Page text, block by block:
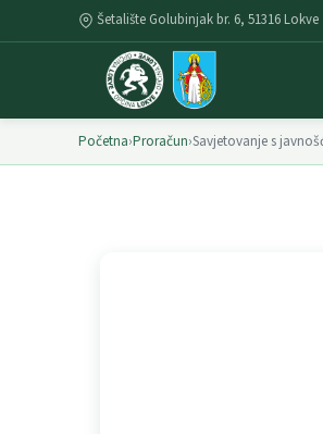
Šetalište Golubinjak br. 6, 51316 Lokve
Početna›Proračun›Savjetovanje s